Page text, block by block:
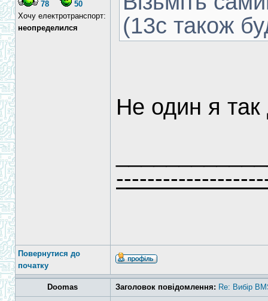
78
50
Хочу електротранспорт:
неопределился
(13с також
Не один я
Повернутися до
початку
Doomas Заголовок повідомлення: Re: Вибір